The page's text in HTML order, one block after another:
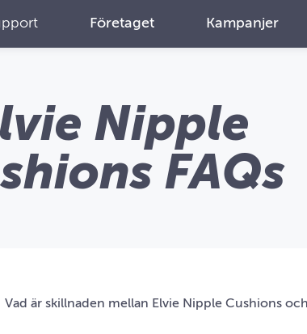
Företaget Kampanjer
Nipple
FAQs
Vad är skillnaden mellan Elvie Nipple Cushions